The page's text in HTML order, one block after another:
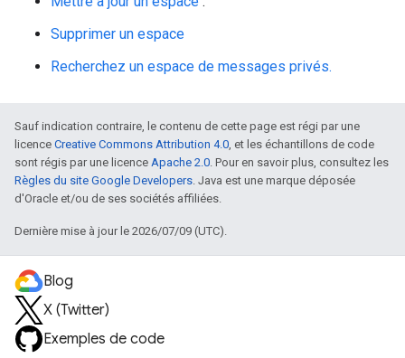
Supprimer un espace
Recherchez un espace de messages privés.
Sauf indication contraire, le contenu de cette page est régi par une
licence Creative Commons Attribution 4.0, et les échantillons de code
sont régis par une licence Apache 2.0. Pour en savoir plus, consultez les
Règles du site Google Developers. Java est une marque déposée
d'Oracle et/ou de ses sociétés affiliées.
Dernière mise à jour le 2026/07/09 (UTC).
Blog
X (Twitter)
Exemples de code